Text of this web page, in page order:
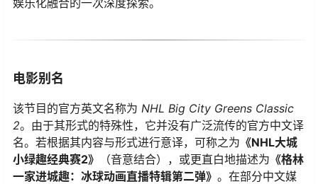
电影别名
该节目的官方英文名称为 NHL Big City Greens Classic
2。由于其形式的特殊性，它并没有广泛流传的官方中文译
名。若根据其内容与形式进行意译，可称之为​ ​《NHL大城
小绿趣经典赛2》​
​（音意结合），或更直白地描述为​ ​《格林
一家进城趣：冰球动画直播特辑第二弹》​ ​。在部分中文媒